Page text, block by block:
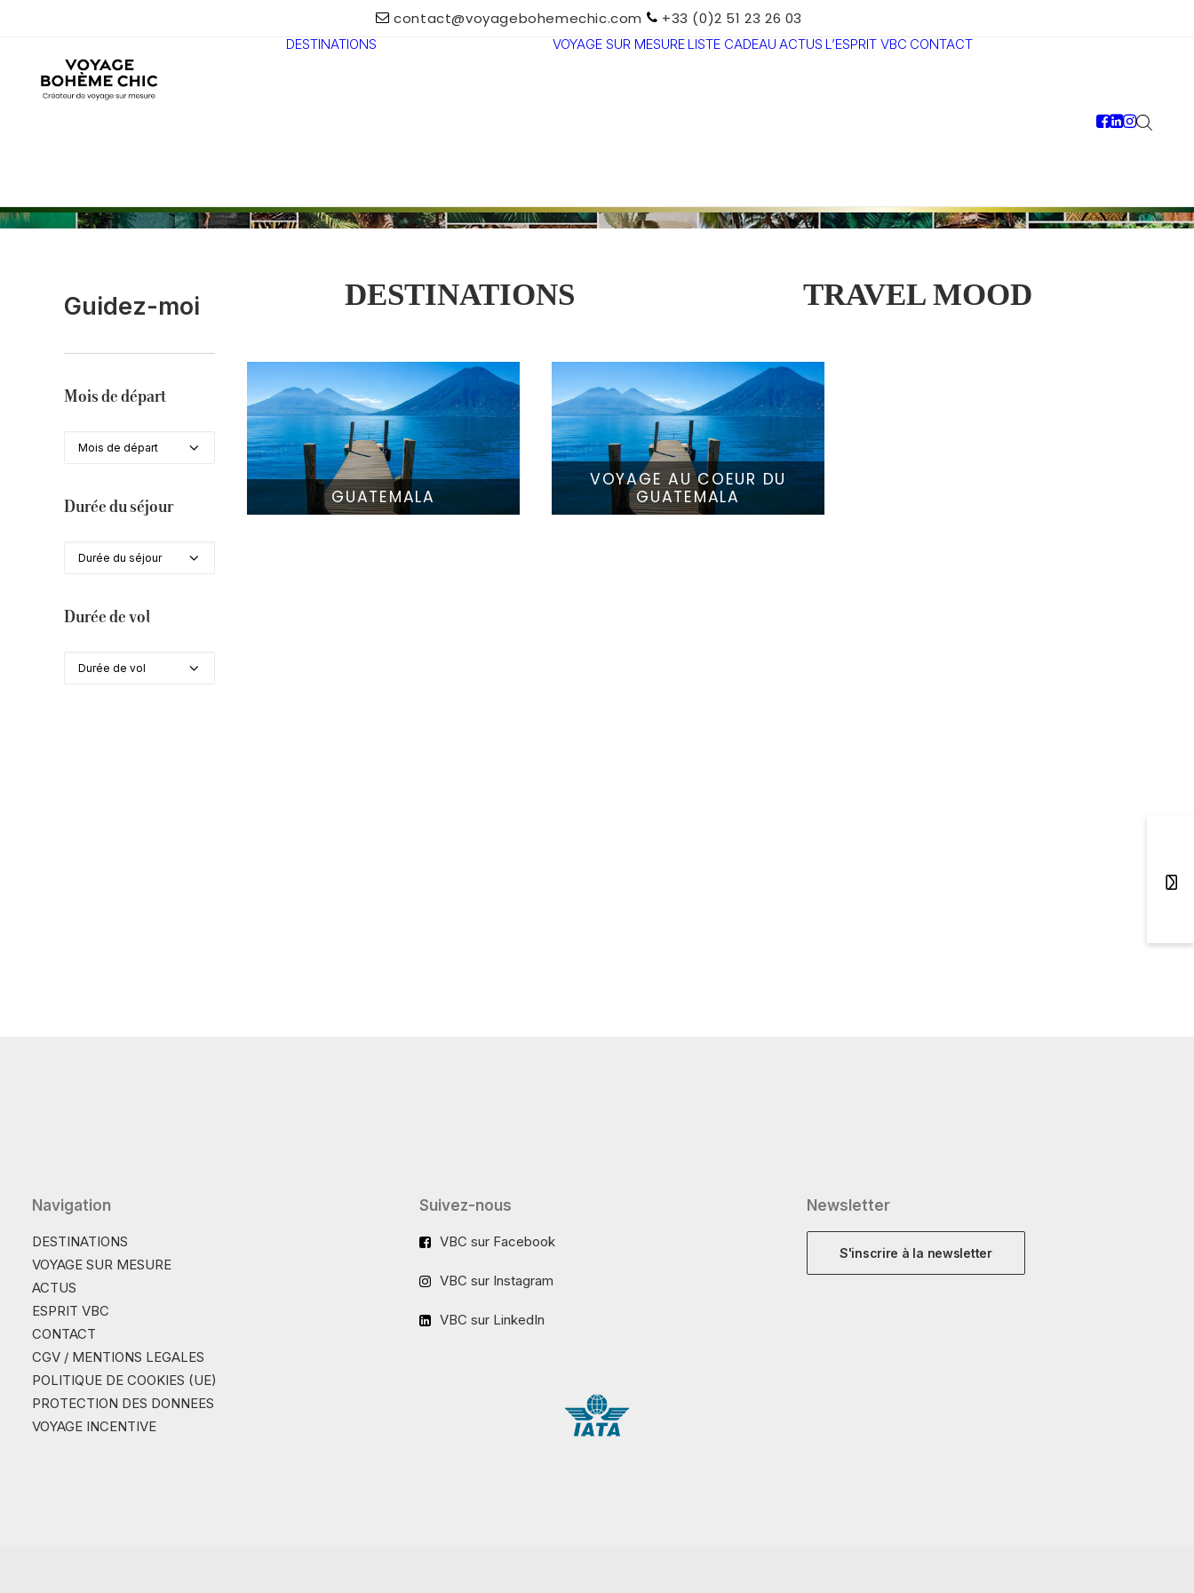
contact@voyagebohemechic.com +33 (0)2 51 23 26 03
DESTINATIONS VOYAGE SUR MESURE LISTE CADEAU ACTUS L’ESPRIT VBC CONTACT
Guidez-moi
Mois de départ
Mois de départ
Durée du séjour
Durée du séjour
Durée de vol
Durée de vol
DESTINATIONS TRAVEL MOOD
GUATEMALA
VOYAGE AU COEUR DU
GUATEMALA
Navigation
DESTINATIONS
VOYAGE SUR MESURE
ACTUS
ESPRIT VBC
CONTACT
CGV / MENTIONS LEGALES
POLITIQUE DE COOKIES (UE)
PROTECTION DES DONNEES
VOYAGE INCENTIVE
Suivez-nous
VBC sur Facebook
VBC sur Instagram
VBC sur LinkedIn
Newsletter
S'inscrire à la newsletter